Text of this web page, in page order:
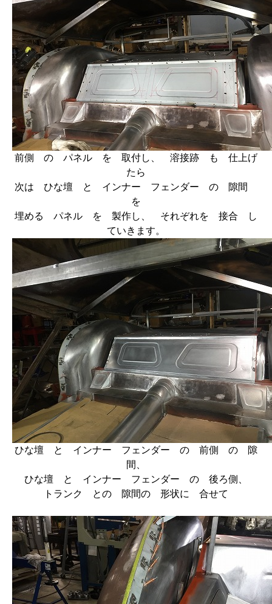
前側 の パネル を 取付し、 溶接跡 も 仕上げ
たら
次は ひな壇 と インナー フェンダー の 隙間
を
埋める パネル を 製作し、 それぞれを 接合 し
ていきます。
ひな壇 と インナー フェンダー の 前側 の 隙
間、
ひな壇 と インナー フェンダー の 後ろ側、
トランク との 隙間の 形状に 合せて